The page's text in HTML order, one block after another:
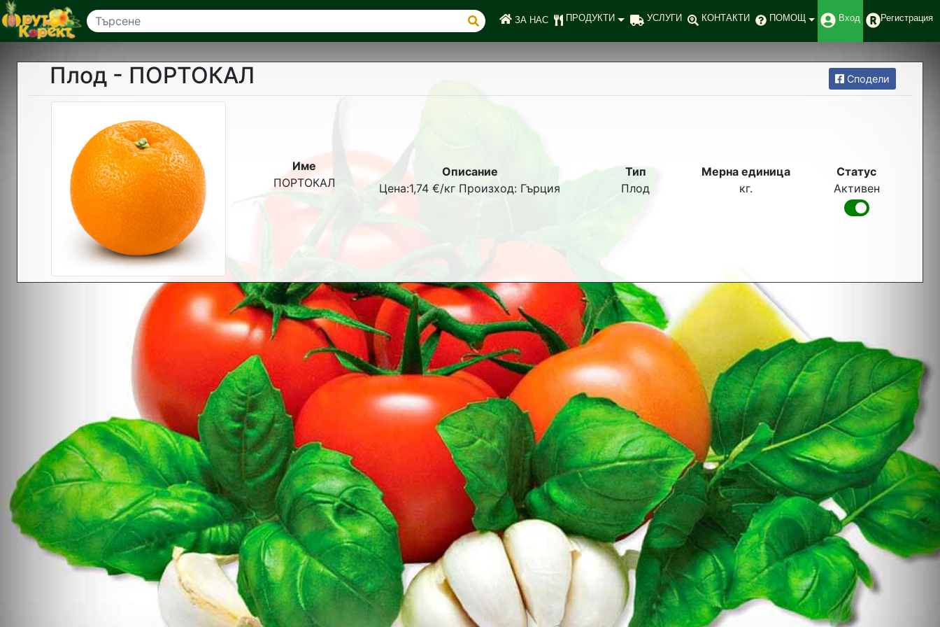
ЗА НАС (current) ПРОДУКТИ УСЛУГИ КОНТАКТИ ПОМОЩ Вход Регистрация
Плод - ПОРТОКАЛ Сподели
Име
ПОРТОКАЛ
Описание
Цена:1,74 €/кг Произход: Гърция
Тип
Плод
Мерна единица
кг.
Статус
Активен